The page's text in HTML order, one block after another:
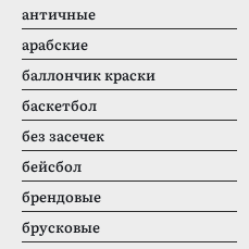
античные
арабские
баллончик краски
баскетбол
без засечек
бейсбол
брендовые
брусковые